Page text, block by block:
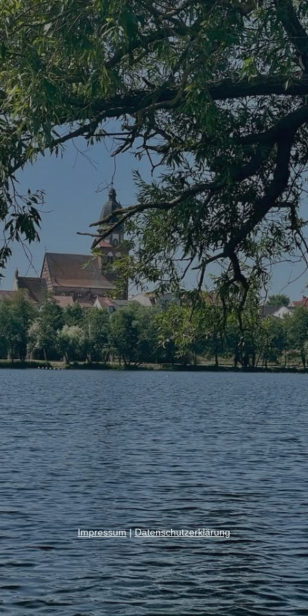
Impressum|Datenschutzerklärung